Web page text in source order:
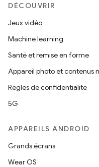
DÉCOUVRIR
Jeux vidéo
Machine learning
Santé et remise en forme
Appareil photo et contenus
Règles de confidentialité
5G
APPAREILS ANDROID
Grands écrans
Wear OS